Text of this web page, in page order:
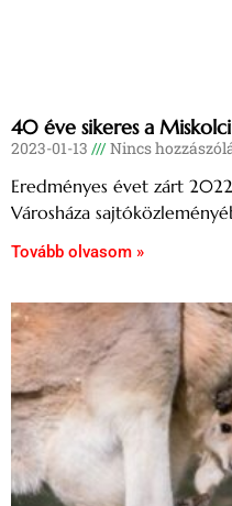
40 éve sikeres a
2023-01-13 Nincs
Eredményes évet zárt
Városháza
Tovább olvasom »